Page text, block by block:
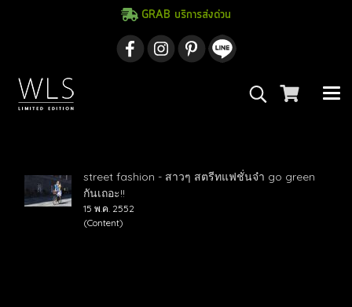
GRAB บริการส่งด่วน
street fashion - สาวๆ สตรีทแฟชั่นจ๋า go green
กันเถอะ!!
15 พ.ค. 2552
(Content)